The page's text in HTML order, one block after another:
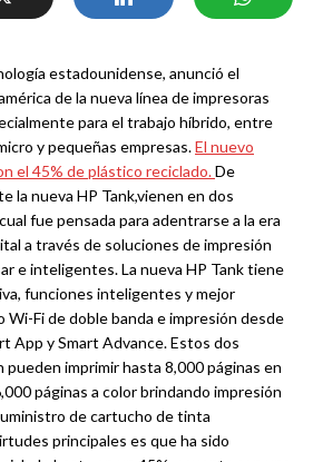
estadounidense, anunció el
de la nueva línea de impresoras
para el trabajo híbrido, entre
y pequeñas empresas.El nuevo
el 45% de plástico reciclado.De
la nueva HP Tank,vienen en dos
fue pensada para adentrarse a la era
a través de soluciones de impresión
e inteligentes.La nueva HP Tank tiene
funciones inteligentes y mejor
Fi de doble banda e impresión desde
App y Smart Advance.Estos dos
imprimir hasta 8,000 páginas en
páginas a color brindando impresión
de cartucho de tinta
principales es que ha sido